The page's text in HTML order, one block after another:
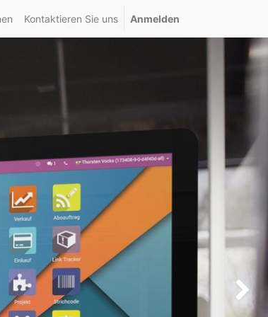
Kontaktieren Sie uns Anmelden